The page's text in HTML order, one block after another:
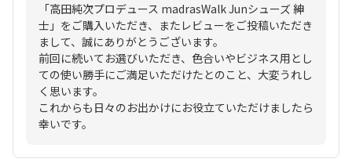
「高田純次プロデュース madrasWalk Junシューズ 紳
士」をご購入いただき、またレビューをご投稿いただき
まして、誠にありがとうございます。
前回に続いてお選びいただき、色合いやビジネス用とし
ての使い勝手にご満足いただけたとのこと、大変うれし
く思います。
これからも日々のお出かけにお役立ていただけましたら
幸いです。